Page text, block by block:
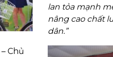
lan tỏa mạnh
nâng cao chất
dân.”
Chủ